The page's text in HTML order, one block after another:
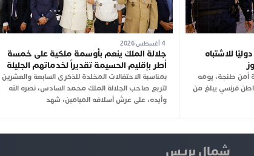
للاشتباه
أمن طنجة، يومه
مواطن فرنسي يبلغ من
4 أغسطس 2026
جلالة الملك ينعم بأوسمة ملكية على خمسة
أطر بإقليم الحسيمة تقديراً لخدماتهم الجليلة
بمناسبة الاحتفالات المخلدة للذكرى السابعة والعشرين
لتربع صاحب الجلالة الملك محمد السادس، نصره الله
وأيده، على عرش أسلافه الميامين، شهد
شمال بريس